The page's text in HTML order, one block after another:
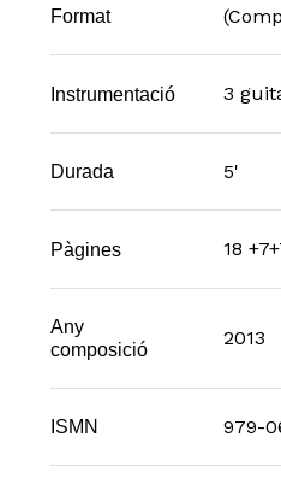
Format
Instrumentació 3
Durada 5'
Pàgines 18
Any
composició
2013
ISMN 979-